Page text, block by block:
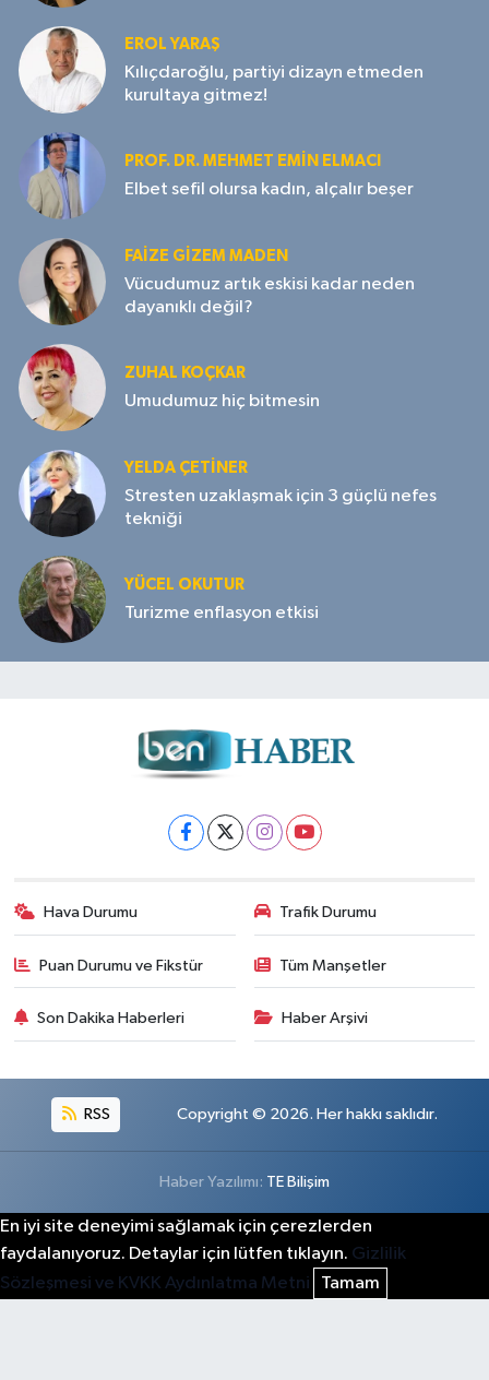
EROL YARAŞ
Kılıçdaroğlu, partiyi dizayn etmeden
kurultaya gitmez!
PROF. DR. MEHMET EMIN ELMACI
Elbet sefil olursa kadın, alçalır beşer
FAIZE GIZEM MADEN
Vücudumuz artık eskisi kadar neden
dayanıklı değil?
ZUHAL KOÇKAR
Umudumuz hiç bitmesin
YELDA ÇETİNER
Stresten uzaklaşmak için 3 güçlü nefes
tekniği
YÜCEL OKUTUR
Turizme enflasyon etkisi
Hava Durumu Trafik Durumu
Puan Durumu ve Fikstür Tüm Manşetler
Son Dakika Haberleri Haber Arşivi
RSS Copyright © 2026. Her hakkı saklıdır.
Haber Yazılımı: TE Bilişim
En iyi site deneyimi sağlamak için çerezlerden
faydalanıyoruz. Detaylar için lütfen tıklayın. Gizlilik
Sözleşmesi ve KVKK Aydınlatma Metni
Tamam